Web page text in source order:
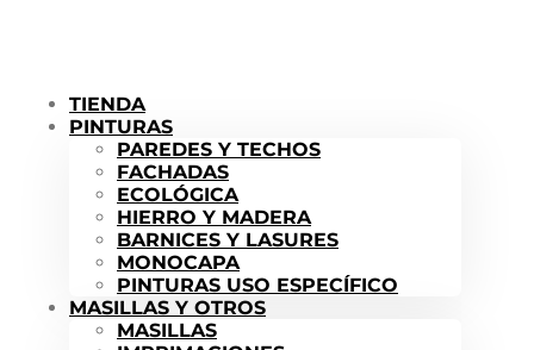
TIENDA
PINTURAS
PAREDES Y TECHOS
FACHADAS
ECOLÓGICA
HIERRO Y MADERA
BARNICES Y LASURES
MONOCAPA
PINTURAS USO ESPECÍFICO
MASILLAS Y OTROS
MASILLAS